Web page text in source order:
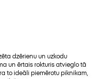
dzērienu un uzkodu
un ērtais rokturis atvieglo tā
to ideāli piemērotu piknikam,